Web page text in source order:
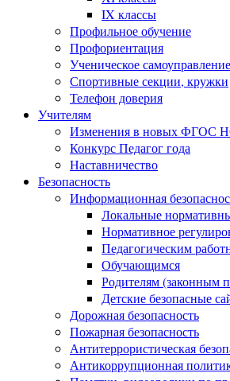
IX классы
Профильное обучение
Профориентация
Ученическое самоуправление
Спортивные секции, кружки
Телефон доверия
Учителям
Изменения в новых ФГОС
Конкурс Педагог года
Наставничество
Безопасность
Информационная
Локальные
Нормативное
Педагогическим
Обучающимся
Родителям (законным
Детские безопасные
Дорожная безопасность
Пожарная безопасность
Антитеррористическая
Антикоррупционная